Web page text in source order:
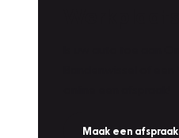
Maak een afspraak